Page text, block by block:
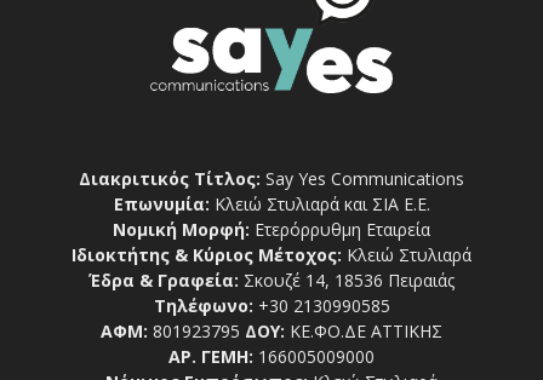
Διακριτικός Τίτλος: Say Yes Communications
Επωνυμία: Κλειώ Στυλιαρά και ΣΙΑ Ε.Ε.
Νομική Μορφή: Ετερόρρυθμη Εταιρεία
Ιδιοκτήτης & Κύριος Μέτοχος: Κλειώ Στυλιαρά
Έδρα & Γραφεία: Σκουζέ 14, 18536 Πειραιάς
Τηλέφωνο: +30 2130990585
ΑΦΜ: 801923795 ΔΟΥ: ΚΕ.ΦΟ.ΔΕ ΑΤΤΙΚΗΣ
ΑΡ. ΓΕΜΗ: 166005009000